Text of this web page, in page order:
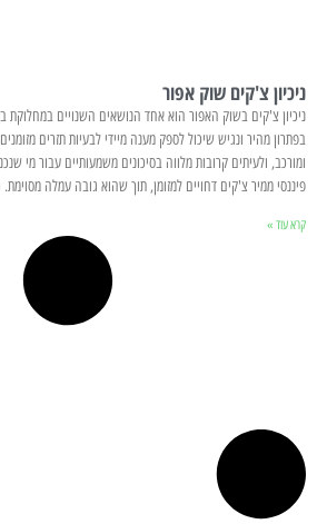
ניכיון צ'קים שוק אפור
ניכיון צ'קים בשוק האפור הוא אחד הנושאים השנויים במחלוקת
בפתרון מהיר ונגיש שיכול לספק מענה מיידי לבעיות תזרים
ומורכב, ולעיתים קרובות מלווה בסיכונים משמעותיים עבור מי
פיננסי ממיר צ'קים דחויים למזומן, תוך שהוא גובה עמלה
קרא עוד »